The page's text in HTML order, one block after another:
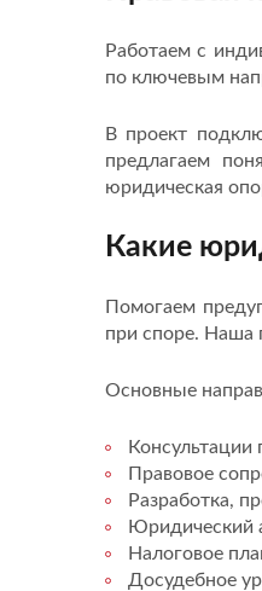
Работаем с
по ключевым
В проект
предлагаем
юридическая
Какие
Помогаем
при споре. Наша
Основные
Консультации
Правовое
Разработка,
Юридический
Налоговое
Досудебное